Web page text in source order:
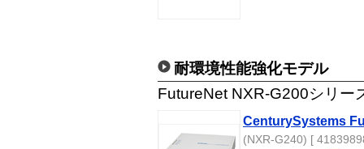
耐環境性能強化モデル
FutureNet NXR-G200シリー
CenturySystems
(NXR-G240) [